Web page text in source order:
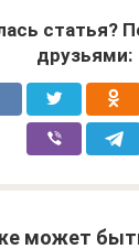
статья?
друзьями:
может